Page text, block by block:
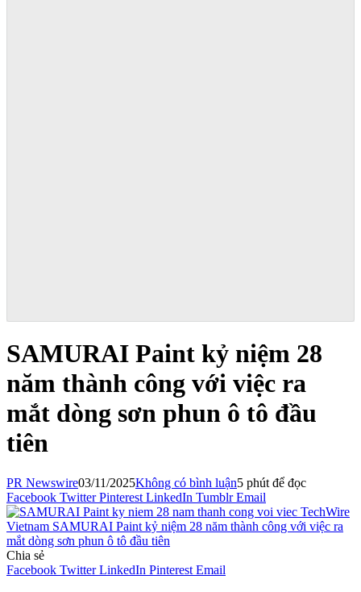
SAMURAI Paint kỷ niệm 28
năm thành công với việc ra
mắt dòng sơn phun ô tô đầu
tiên
PR Newswire03/11/2025Không có bình luận5 phút để đọc
Facebook Twitter Pinterest LinkedIn Tumblr Email
Chia sẻ
Facebook Twitter LinkedIn Pinterest Email